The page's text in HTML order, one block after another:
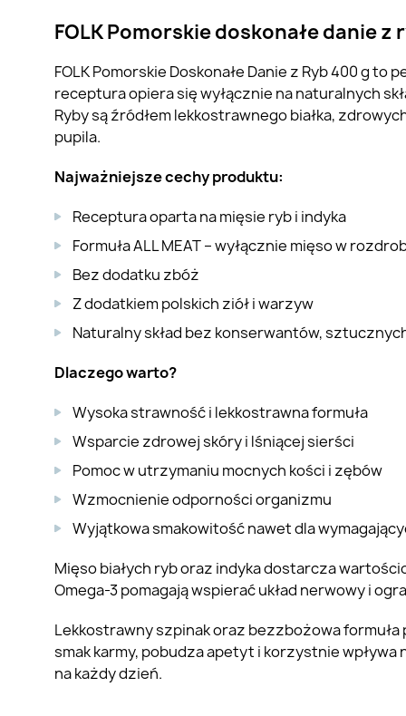
FOLK Pomorskie doskonałe danie
FOLK Pomorskie Doskonałe Danie z Ryb 400 g
receptura opiera się wyłącznie na naturalnych
Ryby są źródłem lekkostrawnego białka,
pupila.
Najważniejsze cechy produktu:
Receptura oparta na mięsie ryb i indyka
Formuła ALL MEAT – wyłącznie mięso w
Bez dodatku zbóż
Z dodatkiem polskich ziół i warzyw
Naturalny skład bez konserwantów,
Dlaczego warto?
Wysoka strawność i lekkostrawna formuła
Wsparcie zdrowej skóry i lśniącej sierści
Pomoc w utrzymaniu mocnych kości i zębów
Wzmocnienie odporności organizmu
Wyjątkowa smakowitość nawet dla
Mięso białych ryb oraz indyka dostarcza
Omega-3 pomagają wspierać układ nerwowy i
Lekkostrawny szpinak oraz bezzbożowa
smak karmy, pobudza apetyt i korzystnie wpływa
na każdy dzień.